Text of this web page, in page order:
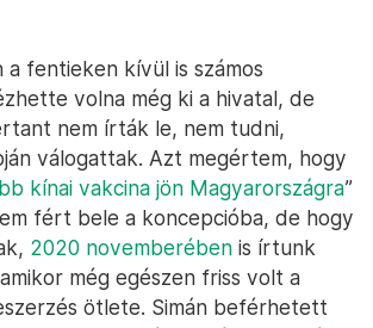
a fentieken kívül is számos
volna még ki a hivatal, de
nem írták le, nem tudni,
válogattak. Azt megértem, hogy
kínai vakcina jön Magyarországra”
fért bele a koncepcióba, de hogy
2020 novemberében is írtunk
még egészen friss volt a
ötlete. Simán beférhetett